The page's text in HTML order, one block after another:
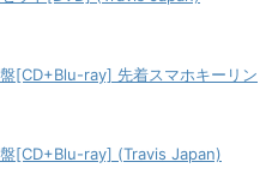
[CD+Blu-ray] 先着スマホキーリン
[CD+Blu-ray] (Travis Japan)